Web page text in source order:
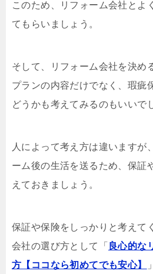
このため、リフォーム会社とよ
てもらいましょう。
そして、リフォーム会社を決め
プランの内容だけでなく、瑕疵
どうかも考えてみるのもいいで
人によって考え方は違いますが
ーム後の生活を送るため、保証
えておきましょう。
保証や保険をしっかりと考えて
会社の選び方として「 良心的な
方【ココなら初めてでも安心】